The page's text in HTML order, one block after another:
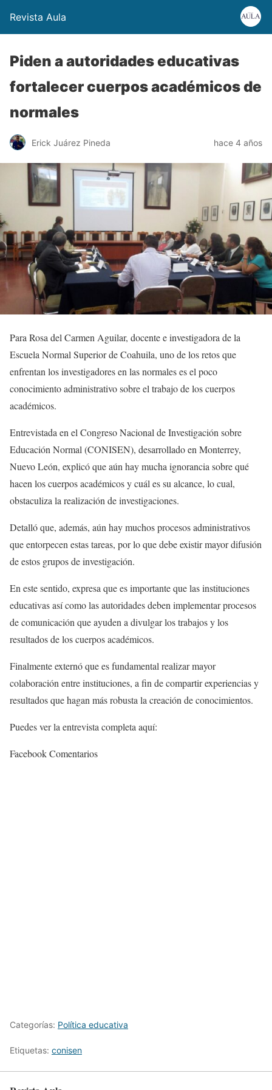
Revista Aula
Piden a autoridades educativas
fortalecer cuerpos académicos de
normales
Erick Juárez Pineda hace 4 años
Para Rosa del Carmen Aguilar, docente e investigadora de la
Escuela Normal Superior de Coahuila, uno de los retos que
enfrentan los investigadores en las normales es el poco
conocimiento administrativo sobre el trabajo de los cuerpos
académicos.
Entrevistada en el Congreso Nacional de Investigación sobre
Educación Normal (CONISEN), desarrollado en Monterrey,
Nuevo León, explicó que aún hay mucha ignorancia sobre qué
hacen los cuerpos académicos y cuál es su alcance, lo cual,
obstaculiza la realización de investigaciones.
Detalló que, además, aún hay muchos procesos administrativos
que entorpecen estas tareas, por lo que debe existir mayor difusión
de estos grupos de investigación.
En este sentido, expresa que es importante que las instituciones
educativas así como las autoridades deben implementar procesos
de comunicación que ayuden a divulgar los trabajos y los
resultados de los cuerpos académicos.
Finalmente externó que es fundamental realizar mayor
colaboración entre instituciones, a fin de compartir experiencias y
resultados que hagan más robusta la creación de conocimientos.
Puedes ver la entrevista completa aquí:
Facebook Comentarios
Categorías: Política educativa
Etiquetas: conisen